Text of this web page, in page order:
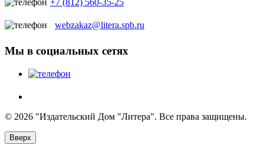
+7 (812) 560-35-25
webzakaz@litera.spb.ru
Мы в социальных сетях
© 2026 "Издательский Дом "Литера". Все права защищены.
Вверх